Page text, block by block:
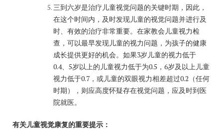
三到六岁是治疗儿童视觉问题的关键时期，因此，
在这个时间内，及时发现儿童的视觉问题并进行及
时、有效的治疗非常重要。在家教会儿童视力检
查，可以最早发现儿童的视力问题，为孩子的健康
成长提供更好的机会。如果3岁儿童的视力低于
0.4、5岁以上的儿童视力低于为0.5，6岁及以上儿童
视力低于0.7，或儿童的双眼视力相差超过0.2（任何
时期），则应高度怀疑存在视觉问题，应及时到医
院就医。
有关儿童视觉康复的重要提示：